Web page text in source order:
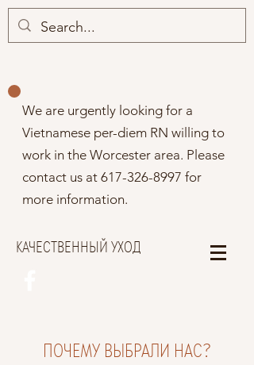
We are urgently looking for a
Vietnamese per-diem RN willing to
work in the Worcester area. Please
contact us at 617-326-8997 for
more information.
КАЧЕСТВЕННЫЙ УХОД
ПОЧЕМУ ВЫБРАЛИ НАС?